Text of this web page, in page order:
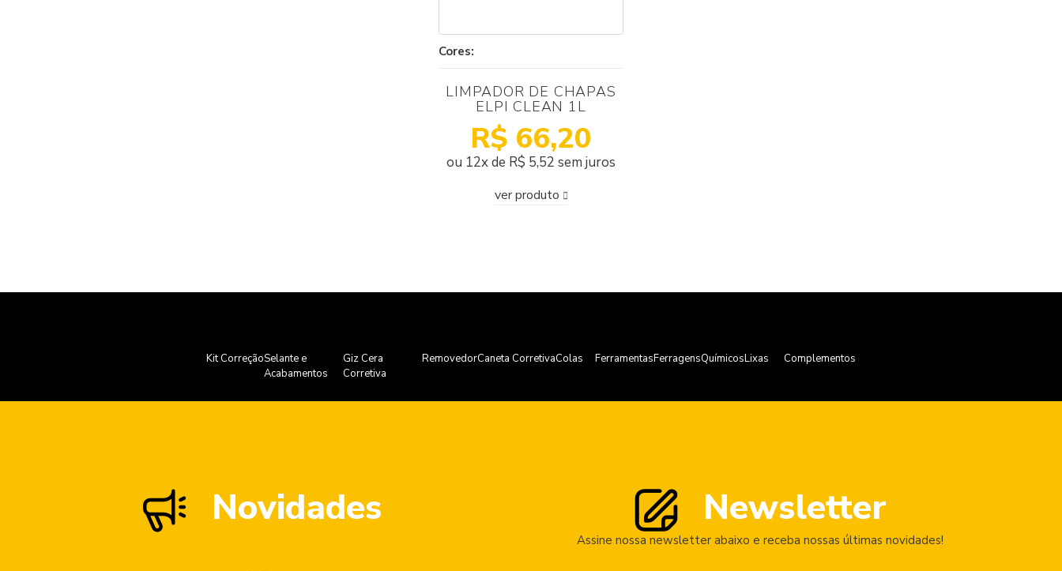
Cores:
LIMPADOR DE CHAPAS
ELPI CLEAN 1L
R$ 66,20
ou 12x de R$ 5,52 sem juros
ver produto
Kit CorreçãoSelante e
Acabamentos
Giz Cera
Corretiva
RemovedorCaneta CorretivaColas FerramentasFerragensQuímicosLixas Complementos
Novidades Newsletter
Assine nossa newsletter abaixo e receba nossas últimas novidades!